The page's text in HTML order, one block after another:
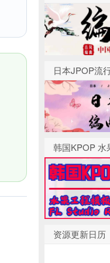
日本JPOP流
韩国KPOP 水
资源更新日历